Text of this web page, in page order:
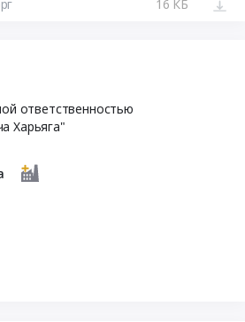
16 КБ
ответственностью
Харьяга"